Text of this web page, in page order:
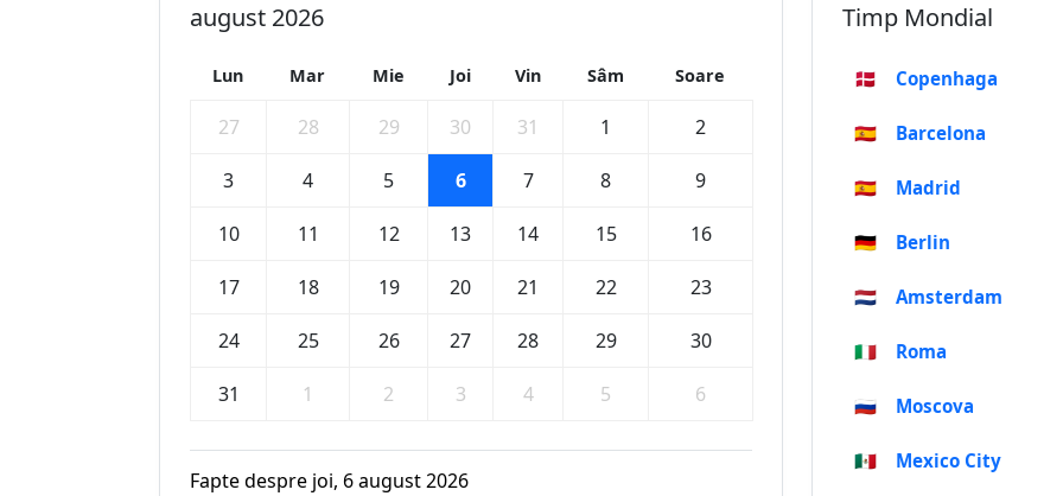
august 2026
Lun Mar Mie Joi Vin Sâm Soare
27 28 29 30 31 1 2
3 4 5 6 7 8 9
10 11 12 13 14 15 16
17 18 19 20 21 22 23
24 25 26 27 28 29 30
31 1 2 3 4 5 6
Fapte despre joi, 6 august 2026
Timp Mondial
🇩🇰 Copenhaga
🇪🇸 Barcelona
🇪🇸 Madrid
🇩🇪 Berlin
🇳🇱 Amsterdam
🇮🇹 Roma
🇷🇺 Moscova
🇲🇽 Mexico City